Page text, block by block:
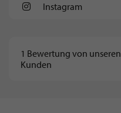
Instagram
1 Bewertung von unseren
Kunden